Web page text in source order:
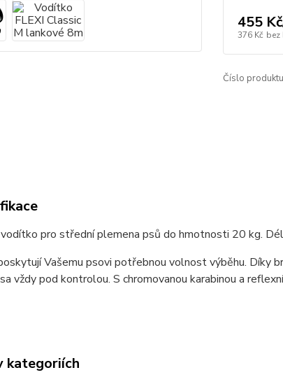
455 Kč
376 Kč bez
Číslo
vodítko pro střední plemena psů do hmotnosti 20 kg.
Vašemu psovi potřebnou volnost výběhu. Díky
vždy pod kontrolou. S chromovanou karabinou a
kategoriích